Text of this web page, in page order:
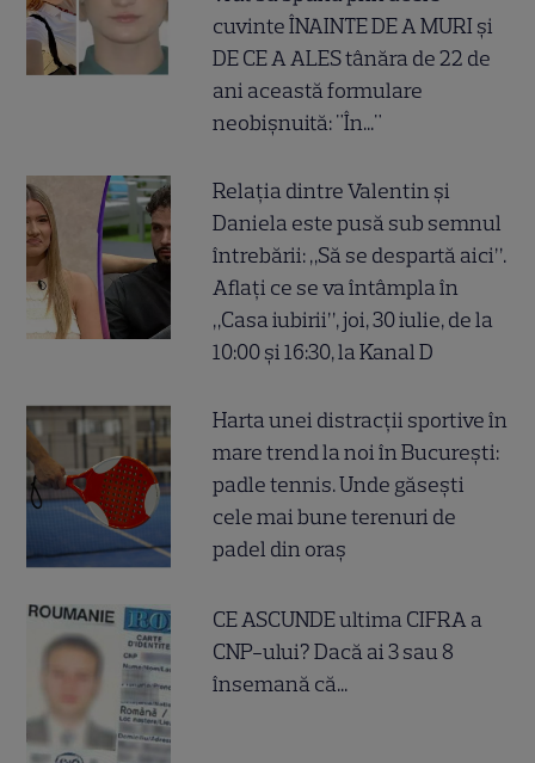
cuvinte ÎNAINTE DE A MURI și
DE CE A ALES tânăra de 22 de
ani această formulare
neobișnuită: "În..."
Relația dintre Valentin și
Daniela este pusă sub semnul
întrebării: „Să se despartă aici”.
Aflați ce se va întâmpla în
„Casa iubirii”, joi, 30 iulie, de la
10:00 și 16:30, la Kanal D
Harta unei distracții sportive în
mare trend la noi în București:
padle tennis. Unde găsești
cele mai bune terenuri de
padel din oraș
CE ASCUNDE ultima CIFRA a
CNP-ului? Dacă ai 3 sau 8
însemană că...